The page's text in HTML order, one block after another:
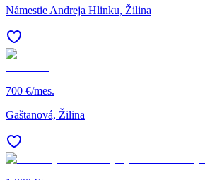
Námestie Andreja Hlinku, Žilina
700 €/mes.
Gaštanová, Žilina